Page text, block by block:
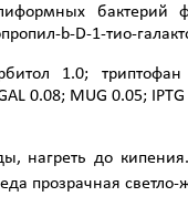
бактерий
b-D-1-тио-
1.0;
0.08; MUG 0.05; IPTG
нагреть до
прозрачная